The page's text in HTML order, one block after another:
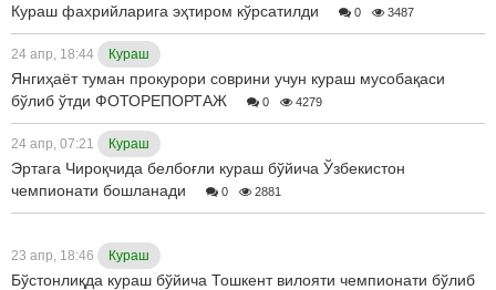
Кураш фахрийларига эҳтиром кўрсатилди 0 3487
24 апр, 18:44 Кураш
Янгиҳаёт туман прокурори соврини учун кураш мусобақаси
бўлиб ўтди ФОТОРЕПОРТАЖ
0 4279
24 апр, 07:21 Кураш
Эртага Чироқчида белбоғли кураш бўйича Ўзбекистон
чемпионати бошланади
0 2881
23 апр, 18:46 Кураш
Бўстонлиқда кураш бўйича Тошкент вилояти чемпионати бўлиб